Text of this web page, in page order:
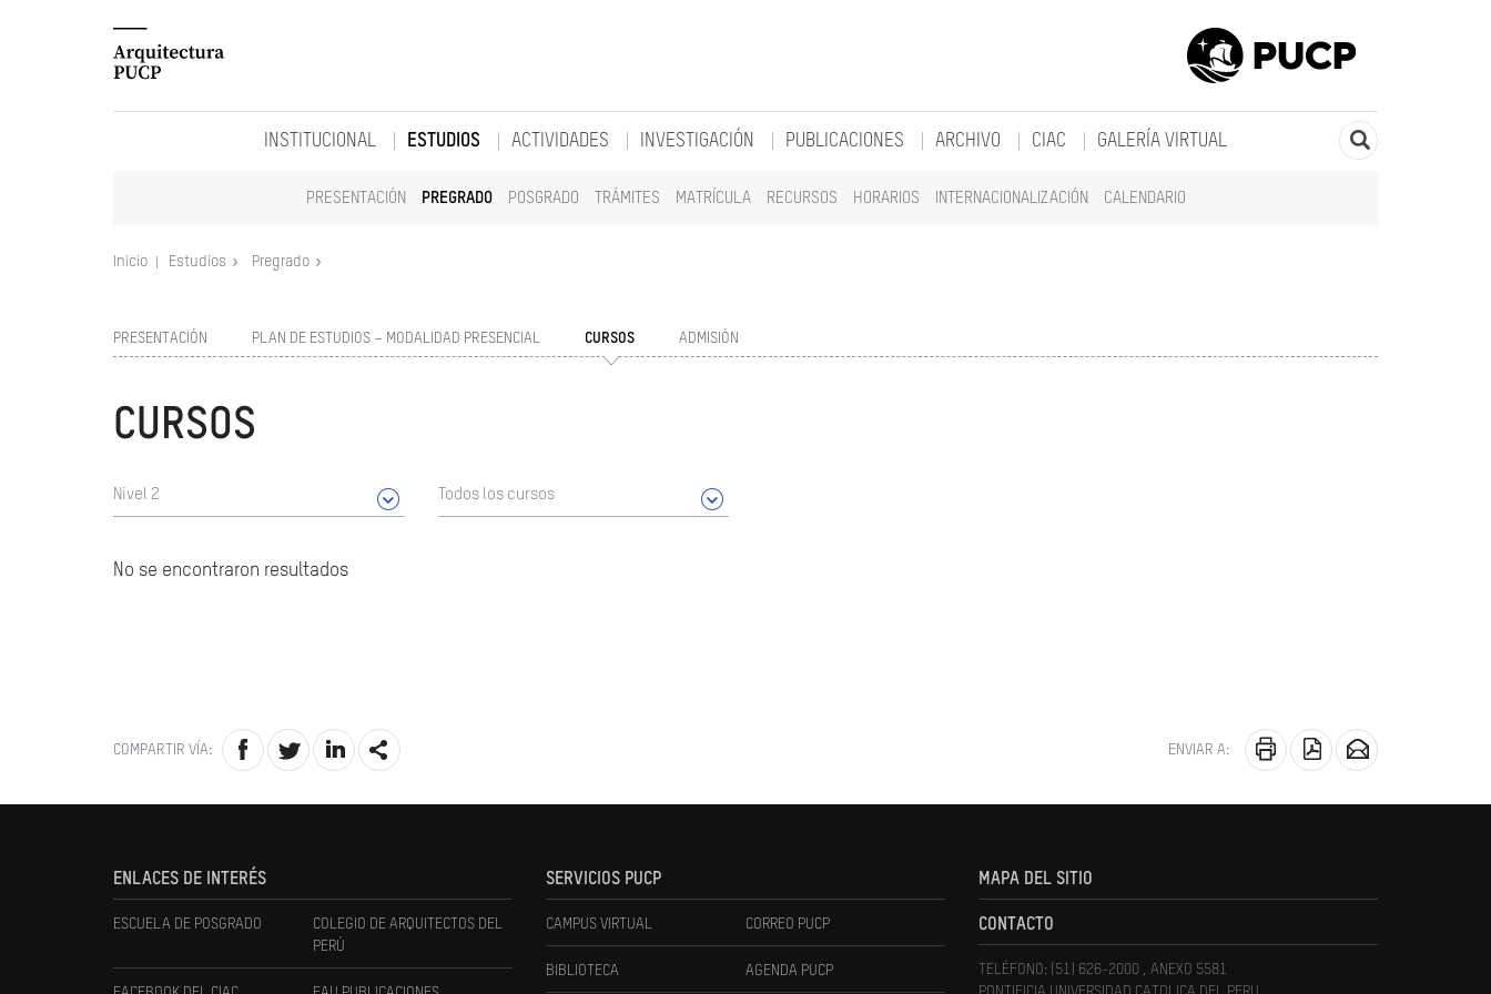
INSTITUCIONAL ESTUDIOS
PRESENTACIÓN PREGRADO POSGRADO TRÁMITES MATRÍCULA RECURSOS HORARIOS INTERNACIONALIZACIÓN CALENDARIO
ACTIVIDADES INVESTIGACIÓN PUBLICACIONES ARCHIVO CIAC GALERÍA VIRTUAL
Inicio Estudios Pregrado
PRESENTACIÓN PLAN DE ESTUDIOS – MODALIDAD PRESENCIAL CURSOS ADMISIÓN
CURSOS
Nivel 2 Todos los cursos
No se encontraron resultados
COMPARTIR VÍA: ENVIAR A:
ENLACES DE INTERÉS
ESCUELA DE POSGRADO
COLEGIO DE ARQUITECTOS DEL
PERÚ
SERVICIOS PUCP
CAMPUS VIRTUAL CORREO PUCP
BIBLIOTECA AGENDA PUCP
MAPA DEL SITIO
CONTACTO
TELÉFONO: (51) 626-2000 , ANEXO 5581